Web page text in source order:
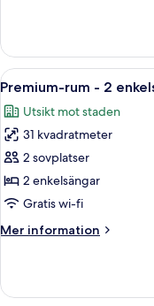
Öppna
alla
foton
för
Premium-
rum
-
enkelsängar
12
Premium-rum - 2
Utsikt mot staden
31 kvadratmeter
2 sovplatser
2 enkelsängar
Gratis wi-fi
Mer information
Mer
rum